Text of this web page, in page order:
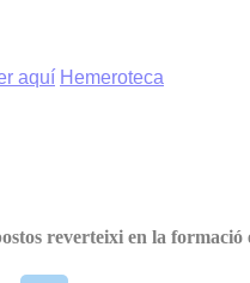
aquí Hemeroteca
reverteixi en la formació